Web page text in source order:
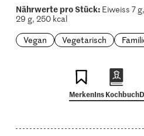
Nährwerte pro Stück:Eiweiss 7
29 g, 250 kcal
Vegan
Vegetarisch
MerkenIns Kochbuch